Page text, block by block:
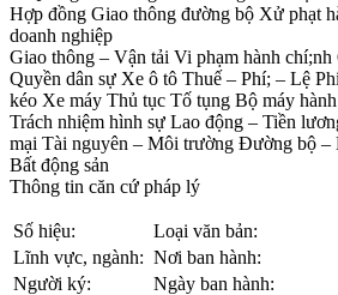
Hợp đồng Giao thông đường bộ Xử phạt
doanh nghiệp
Giao thông – Vận tải Vi phạm hành
Quyền dân sự Xe ô tô Thuế – Phí; – Lệ
kéo Xe máy Thủ tục Tố tụng Bộ máy
Trách nhiệm hình sự Lao động – Tiền
mại Tài nguyên – Môi trường Đường bộ –
Bất động sản
Thông tin căn cứ pháp lý
Số hiệu:
Loại văn bản:
Lĩnh vực, ngành: Nơi ban hành:
Người ký:
Ngày ban hành: